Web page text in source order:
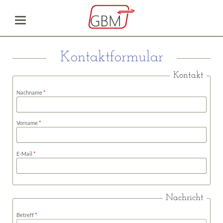
Kontaktformular
Kontakt
Pflichtfeld
Nachname*
Pflichtfeld
Vorname*
Pflichtfeld
E-Mail *
Nachricht
Pflichtfeld
Betreff*